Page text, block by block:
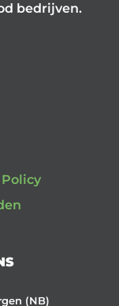
bedrijven.
(NB)